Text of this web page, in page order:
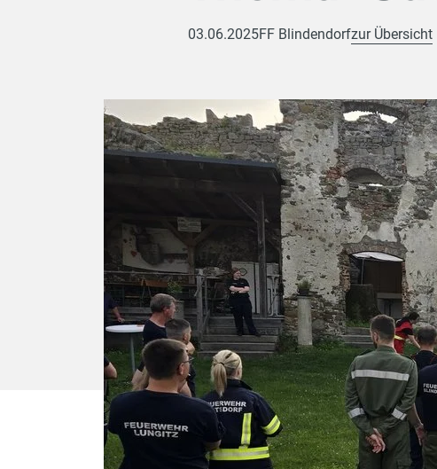
03.06.2025FF Blindendorfzur Übersicht